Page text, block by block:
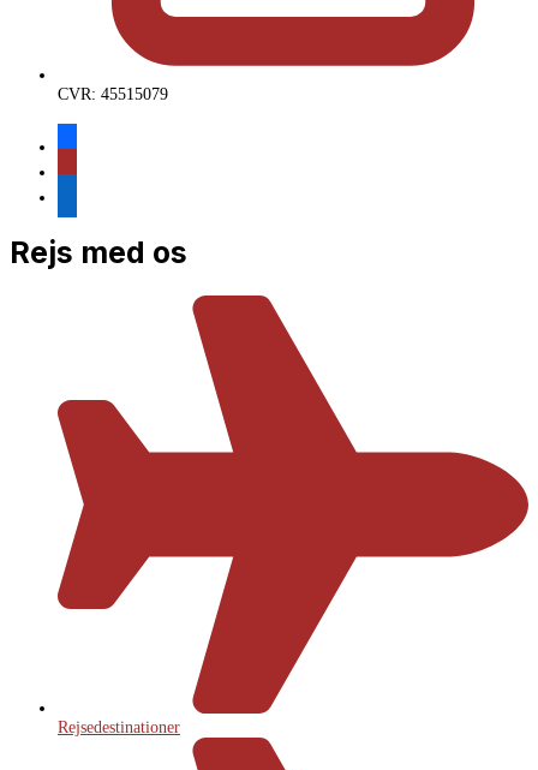
CVR: 45515079
Rejs med os
Rejsedestinationer